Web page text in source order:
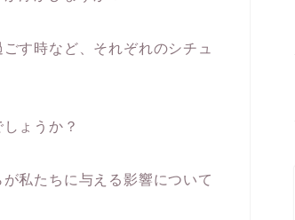
す時など、それぞれのシチュ
ょうか？
私たちに与える影響について